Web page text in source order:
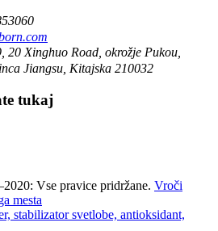
20 Xinghuo Road, okrožje Pukou,
Jiangsu, Kitajska 210032
tukaj
Vse pravice pridržane. Vroči
mesta
stabilizator svetlobe, antioksidant,